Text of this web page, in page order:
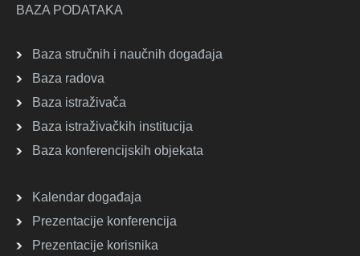
BAZA PODATAKA
Baza stručnih i naučnih događaja
Baza radova
Baza istraživača
Baza istraživačkih institucija
Baza konferencijskih objekata
Kalendar događaja
Prezentacije konferencija
Prezentacije korisnika